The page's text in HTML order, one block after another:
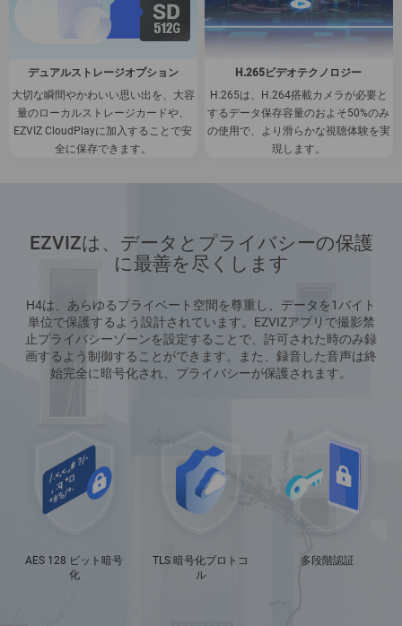
デュアルストレージオプション
大切な瞬間やかわいい思い出を、大容
量のローカルストレージカードや、
EZVIZ CloudPlayに加入することで安
全に保存できます。
H.265ビデオテクノロジー
H.265は、H.264搭載カメラが必要と
するデータ保存容量のおよそ50%のみ
の使用で、より滑らかな視聴体験を実
現します。
EZVIZは、データとプライバシーの保護
に最善を尽くします
H4は、あらゆるプライベート空間を尊重し、データを1バイト
単位で保護するよう設計されています。EZVIZアプリで撮影禁
止プライバシーゾーンを設定することで、許可された時のみ録
画するよう制御することができます。また、録音した音声は終
始完全に暗号化され、プライバシーが保護されます。
AES 128 ビット暗号
化
TLS 暗号化プロトコ
ル
多段階認証